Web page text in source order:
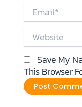
Email*
Website
Save My
This Browser